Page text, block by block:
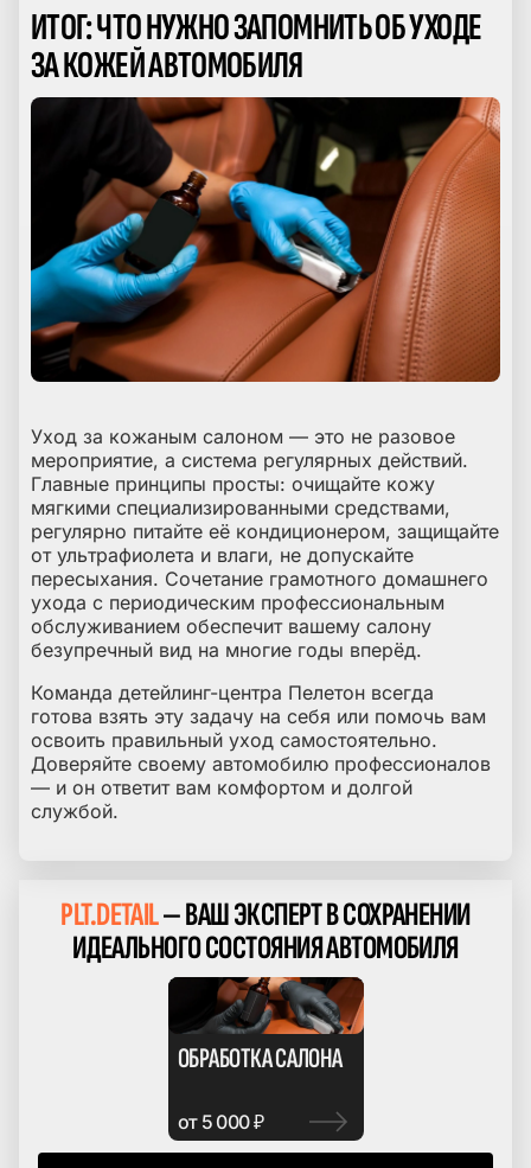
ИТОГ: ЧТО НУЖНО ЗАПОМНИТЬ ОБ УХОДЕ
ЗА КОЖЕЙ АВТОМОБИЛЯ
Уход за кожаным салоном — это не разовое
мероприятие, а система регулярных действий.
Главные принципы просты: очищайте кожу
мягкими специализированными средствами,
регулярно питайте её кондиционером, защищайте
от ультрафиолета и влаги, не допускайте
пересыхания. Сочетание грамотного домашнего
ухода с периодическим профессиональным
обслуживанием обеспечит вашему салону
безупречный вид на многие годы вперёд.
Команда детейлинг-центра Пелетон всегда
готова взять эту задачу на себя или помочь вам
освоить правильный уход самостоятельно.
Доверяйте своему автомобилю профессионалов
— и он ответит вам комфортом и долгой
службой.
PLT.DETAIL— ВАШ ЭКСПЕРТ В СОХРАНЕНИИ
ИДЕАЛЬНОГО СОСТОЯНИЯ АВТОМОБИЛЯ
ОБРАБОТКА САЛОНА
от 5 000 ₽